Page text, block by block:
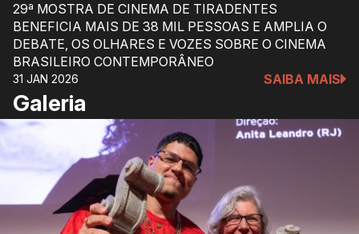
29ª MOSTRA DE CINEMA DE TIRADENTES
BENEFICIA MAIS DE 38 MIL PESSOAS E AMPLIA O
DEBATE, OS OLHARES E VOZES SOBRE O CINEMA
BRASILEIRO CONTEMPORÂNEO
31 JAN 2026 SAIBA MAIS
Galeria